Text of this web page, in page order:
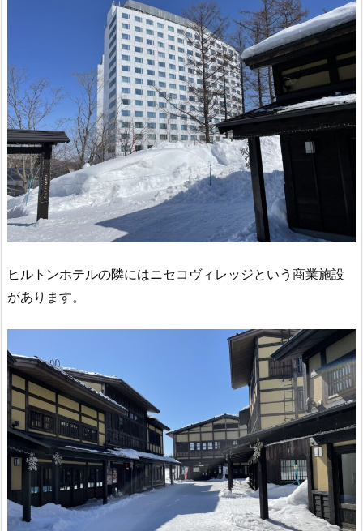
ヒルトンホテルの隣にはニセコヴィレッジという商業施設
があります。